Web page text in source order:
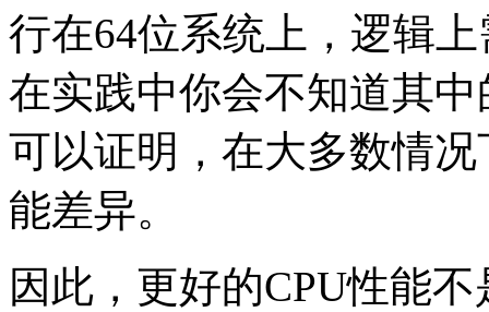
行在64位系统上，逻辑
在实践中你会不知道其
可以证明，在大多数情
能差异。
因此，更好的CPU性能